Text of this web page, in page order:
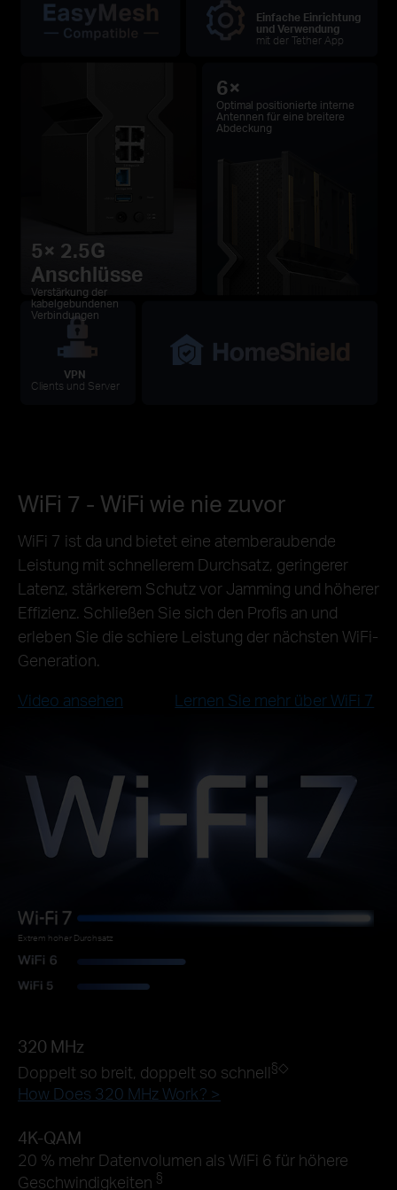
5× 2.5G
Anschlüsse
Verstärkung der
kabelgebundenen
Verbindungen
6×
Optimal positionierte interne
Antennen für eine breitere
Abdeckung
Einfache Einrichtung
und Verwendung
mit der Tether App
VPN
Clients und Server
WiFi 7 - WiFi wie nie zuvor
WiFi 7 ist da und bietet eine atemberaubende
Leistung mit schnellerem Durchsatz, geringerer
Latenz, stärkerem Schutz vor Jamming und höherer
Effizienz. Schließen Sie sich den Profis an und
erleben Sie die schiere Leistung der nächsten WiFi-
Generation.
Video ansehen
Lernen Sie mehr über WiFi 7
Extrem hoher Durchsatz
320 MHz
Doppelt so breit, doppelt so schnell§◇
How Does 320 MHz Work? >
4K-QAM
20 % mehr Datenvolumen als WiFi 6 für höhere
Geschwindigkeiten §